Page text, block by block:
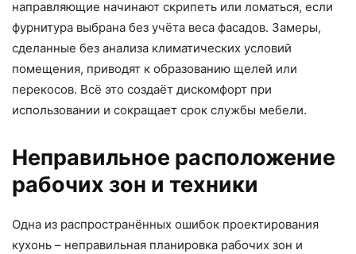
направляющие начинают скрипеть или ломаться, если
фурнитура выбрана без учёта веса фасадов. Замеры,
сделанные без анализа климатических условий
помещения, приводят к образованию щелей или
перекосов. Всё это создаёт дискомфорт при
использовании и сокращает срок службы мебели.
Неправильное расположение
рабочих зон и техники
Одна из распространённых ошибок проектирования
кухонь – неправильная планировка рабочих зон и